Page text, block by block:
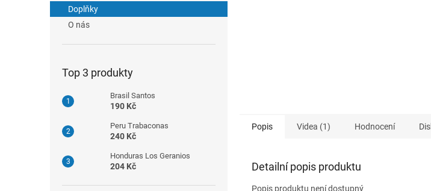
Doplňky
O nás
Top 3 produkty
Brasil Santos
190 Kč
Peru Trabaconas
240 Kč
Honduras Los Geranios
204 Kč
Popis Videa (1) Hodnocení
Detailní popis produktu
Popis produktu není dostupný